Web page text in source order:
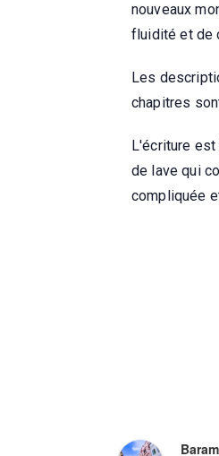
nouveaux
fluidité et de
Les
chapitres
L'écriture
de lave qui
compliquée